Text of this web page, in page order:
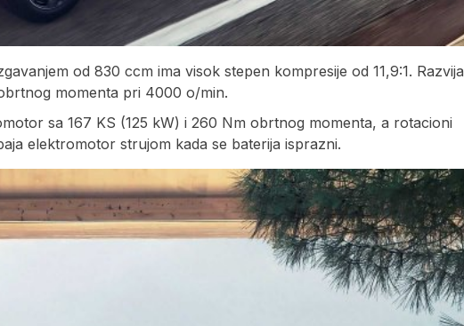
od 830 ccm ima visok stepen kompresije od 11,9:1. Razvija
momenta pri 4000 o/min.
sa 167 KS (125 kW) i 260 Nm obrtnog momenta, a rotacioni
elektromotor strujom kada se baterija isprazni.